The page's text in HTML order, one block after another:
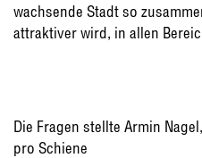
wachsende Stadt so
attraktiver wird, in allen
Die Fragen stellte Armin
pro Schiene